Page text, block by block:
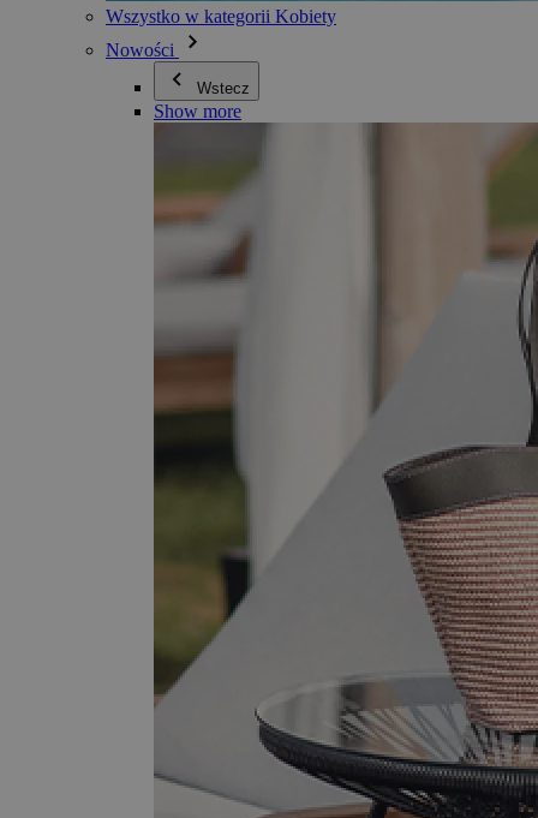
Wszystko w kategorii Kobiety
Nowości
Wstecz
Show more